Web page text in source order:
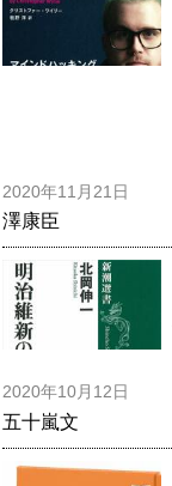
2020年11月21日
澤康臣
2020年10月12日
五十嵐文